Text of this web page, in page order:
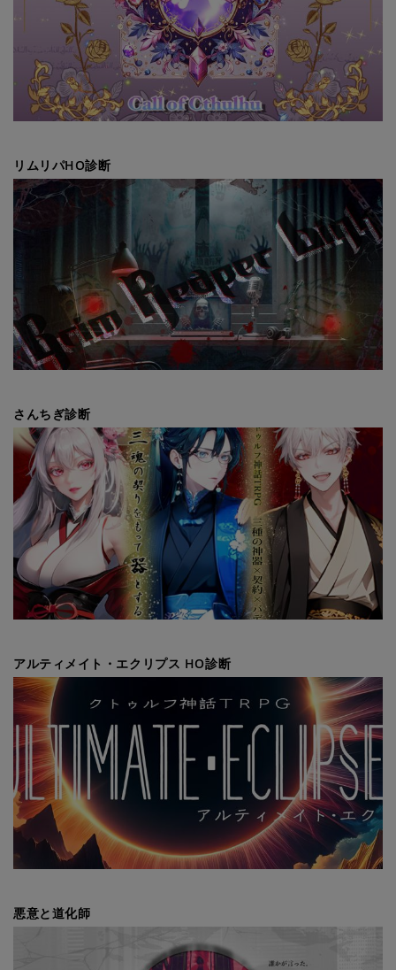
リムリパHO診断
さんちぎ診断
アルティメイト・エクリプス HO診断
悪意と道化師